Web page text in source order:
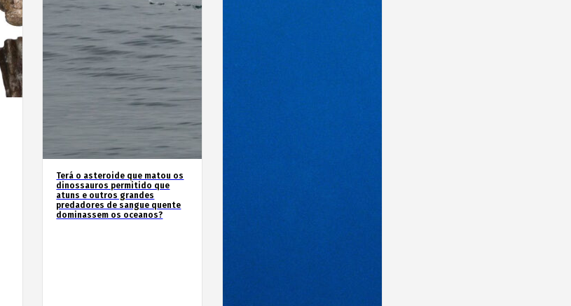
Terá o asteroide que matou os
dinossauros permitido que
atuns e outros grandes
predadores de sangue quente
dominassem os oceanos?